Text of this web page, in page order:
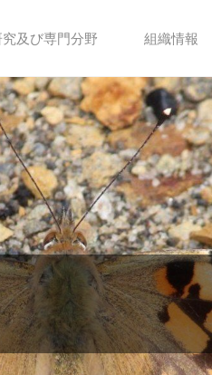
究及び専門分野 組織情報